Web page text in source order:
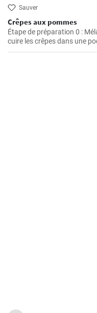
Sauver
Crêpes aux pommes
Étape de préparation 0 :
cuire les crêpes dans une